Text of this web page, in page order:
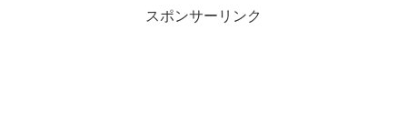
スポンサーリンク